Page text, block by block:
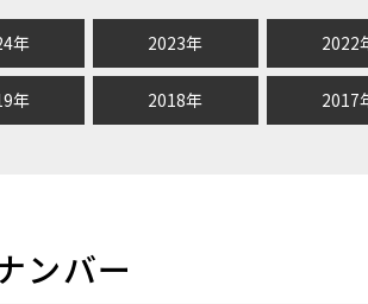
年 2023年 2022
年 2018年 2017
ンバー